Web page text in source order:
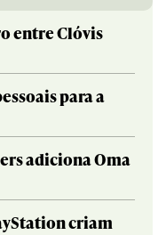
entre Clóvis
para a
adiciona Oma
criam